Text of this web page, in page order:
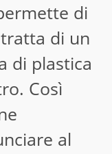
di
di un
di plastica
Così
al